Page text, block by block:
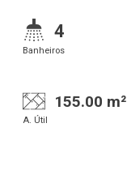
4
Banheiros
155.00 m²
A. Útil